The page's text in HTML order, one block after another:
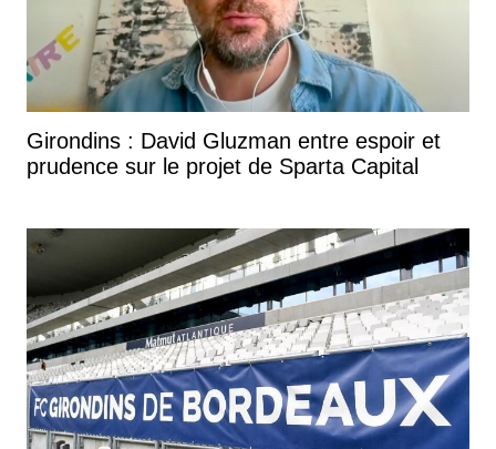
Girondins : David Gluzman entre espoir et
prudence sur le projet de Sparta Capital